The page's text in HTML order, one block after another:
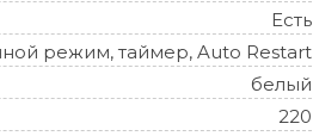
Есть
режим, таймер, Auto Restart
белый
220